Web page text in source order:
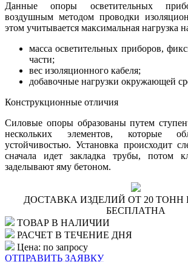
Данные опоры осветительных
воздушным методом проводки
этом учитывается максимальная нагрузка
масса осветительных приборов,
части;
вес изоляционного кабеля;
добавочные нагрузки окружающей
Конструкционные отличия
Силовые опоры образованы путем
нескольких элементов, которые
устойчивостью. Установка происходит
сначала идет закладка трубы, потом
заделывают яму бетоном.
ДОСТАВКА ИЗДЕЛИЙ ОТ 20 ТОНН
БЕСПЛАТНА
ТОВАР В НАЛИЧИИ
РАСЧЕТ В ТЕЧЕНИЕ ДНЯ
Цена: по запросу
ОТПРАВИТЬ ЗАЯВКУ